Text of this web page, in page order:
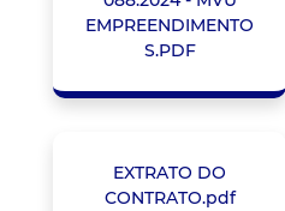
EMPREENDIMENTO
S.PDF
EXTRATO DO
CONTRATO.pdf